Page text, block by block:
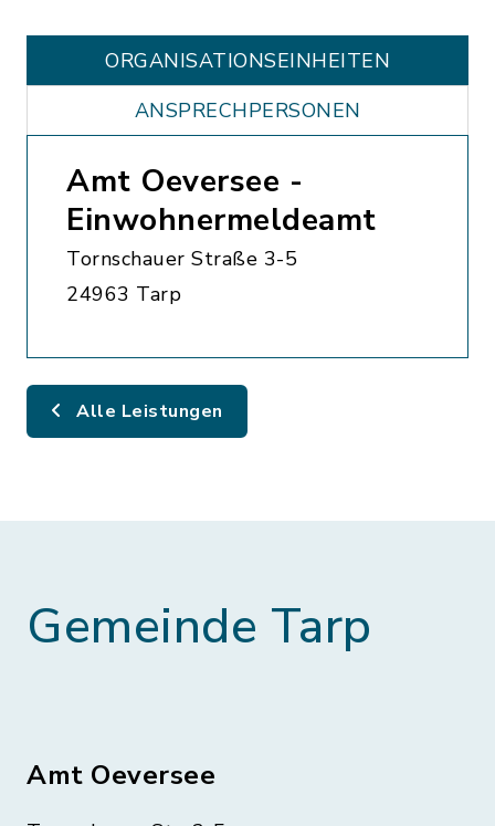
ORGANISATIONS­EINHEITEN
ANSPRECHPERSONEN
Amt Oeversee -
Einwohnermeldeamt
Tornschauer Straße 3-5
24963 Tarp
Alle Leistungen
Gemeinde Tarp
Amt Oeversee